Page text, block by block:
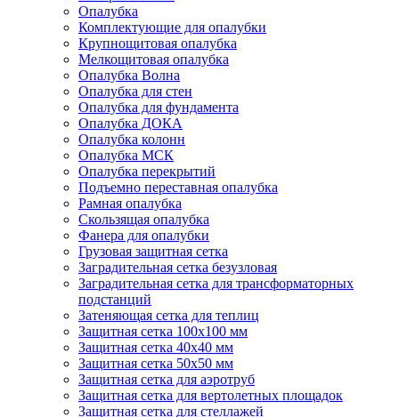
Опалубка
Комплектующие для опалубки
Крупнощитовая опалубка
Мелкощитовая опалубка
Опалубка Волна
Опалубка для стен
Опалубка для фундамента
Опалубка ДОКА
Опалубка колонн
Опалубка МСК
Опалубка перекрытий
Подъемно переставная опалубка
Рамная опалубка
Скользящая опалубка
Фанера для опалубки
Грузовая защитная сетка
Заградительная сетка безузловая
Заградительная сетка для трансформаторных
подстанций
Затеняющая сетка для теплиц
Защитная сетка 100х100 мм
Защитная сетка 40х40 мм
Защитная сетка 50х50 мм
Защитная сетка для аэротруб
Защитная сетка для вертолетных площадок
Защитная сетка для стеллажей